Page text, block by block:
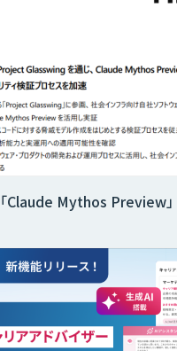
Claude Mythos Preview